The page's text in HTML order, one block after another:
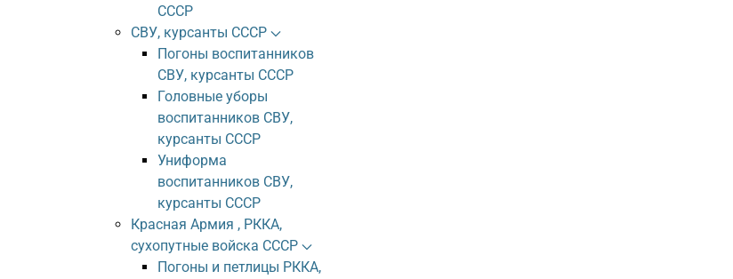
СССР
СВУ, курсанты СССР
Погоны воспитанников
СВУ, курсанты СССР
Головные уборы
воспитанников СВУ,
курсанты СССР
Униформа
воспитанников СВУ,
курсанты СССР
Красная Армия , РККА,
сухопутные войска СССР
Погоны и петлицы РККА,